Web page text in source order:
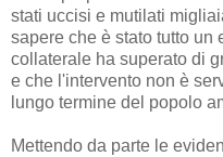
stati uccisi e mutilati
sapere che è stato tutto un
collaterale ha superato di
e che l'intervento non è
lungo termine del popolo
Mettendo da parte le